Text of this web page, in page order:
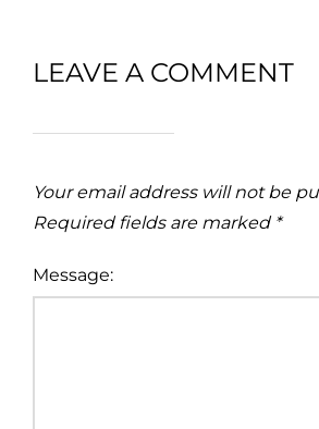
LEAVE A COMMENT
Your email address will not be
Required fields are marked *
Message: